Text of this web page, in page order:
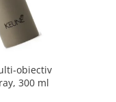
obiectiv
300 ml